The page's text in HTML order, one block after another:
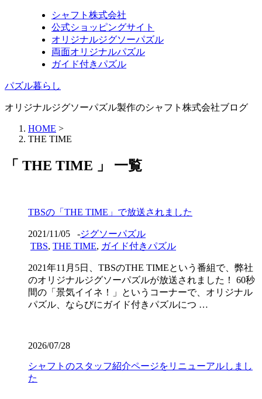
シャフト株式会社
公式ショッピングサイト
オリジナルジグソーパズル
両面オリジナルパズル
ガイド付きパズル
パズル暮らし
オリジナルジグソーパズル製作のシャフト株式会社ブログ
HOME >
THE TIME
「 THE TIME 」 一覧
TBSの「THE TIME」で放送されました
2021/11/05 -ジグソーパズル
TBS, THE TIME, ガイド付きパズル
2021年11月5日、TBSのTHE TIMEという番組で、弊社
のオリジナルジグソーパズルが放送されました！ 60秒
間の「景気イイネ！」というコーナーで、オリジナル
パズル、ならびにガイド付きパズルにつ …
2026/07/28
シャフトのスタッフ紹介ページをリニューアルしまし
た